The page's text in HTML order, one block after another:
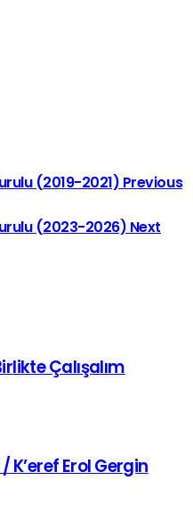
(2019-2021) Previous
(2023-2026) Next
Çalışalım
/ K’eref Erol Gergin